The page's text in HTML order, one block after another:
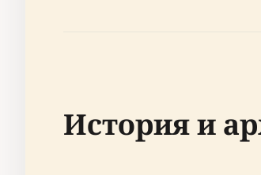
История и